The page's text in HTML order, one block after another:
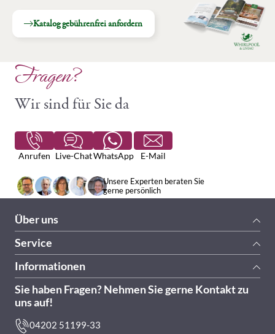
Katalog gebührenfrei anfordern
Fragen?
Wir sind für Sie da
Anrufen Live-ChatWhatsApp E-Mail
Unsere Experten beraten Sie
gerne persönlich
Sie haben Fragen? Nehmen Sie gerne Kontakt zu
uns auf!
04202 51199-33
Über uns
Service
Informationen